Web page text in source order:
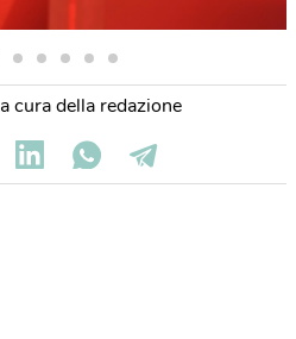
a cura della redazione